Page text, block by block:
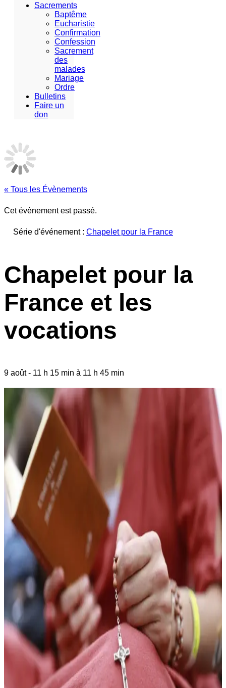
Sacrements
Baptême
Eucharistie
Confirmation
Confession
Sacrement
des
malades
Mariage
Ordre
Bulletins
Faire un
don
« Tous les Évènements
Cet évènement est passé.
Série d'événement : Chapelet pour la France
Chapelet pour la
France et les
vocations
9 août - 11 h 15 min à 11 h 45 min